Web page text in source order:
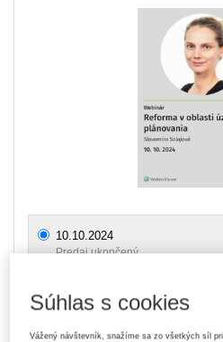
10.10.2024
Predaj ukončený
Súhlas s cookies
Vážený návštevník, snažíme sa zo všetkých síl